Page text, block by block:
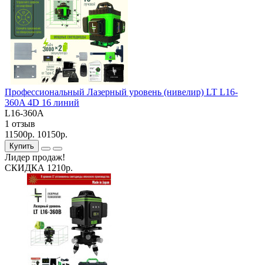
Профессиональный Лазерный уровень (нивелир) LT L16-
360A 4D 16 линий
L16-360A
1 отзыв
11500р. 10150р.
Купить
Лидер продаж!
СКИДКА 1210р.